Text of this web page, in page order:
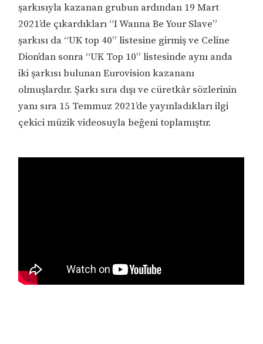
şarkısıyla kazanan grubun ardından 19 Mart
2021’de çıkardıkları “I Wanna Be Your Slave”
şarkısı da “UK top 40” listesine girmiş ve Celine
Dion’dan sonra “UK Top 10” listesinde aynı anda
iki şarkısı bulunan Eurovision kazananı
olmuşlardır. Şarkı sıra dışı ve cüretkâr sözlerinin
yanı sıra 15 Temmuz 2021’de yayınladıkları ilgi
çekici müzik videosuyla beğeni toplamıştır.